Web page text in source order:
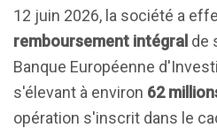
12 juin 2026, la société a
remboursement intégral de
Banque Européenne
s'élevant à environ 62
opération s'inscrit dans le